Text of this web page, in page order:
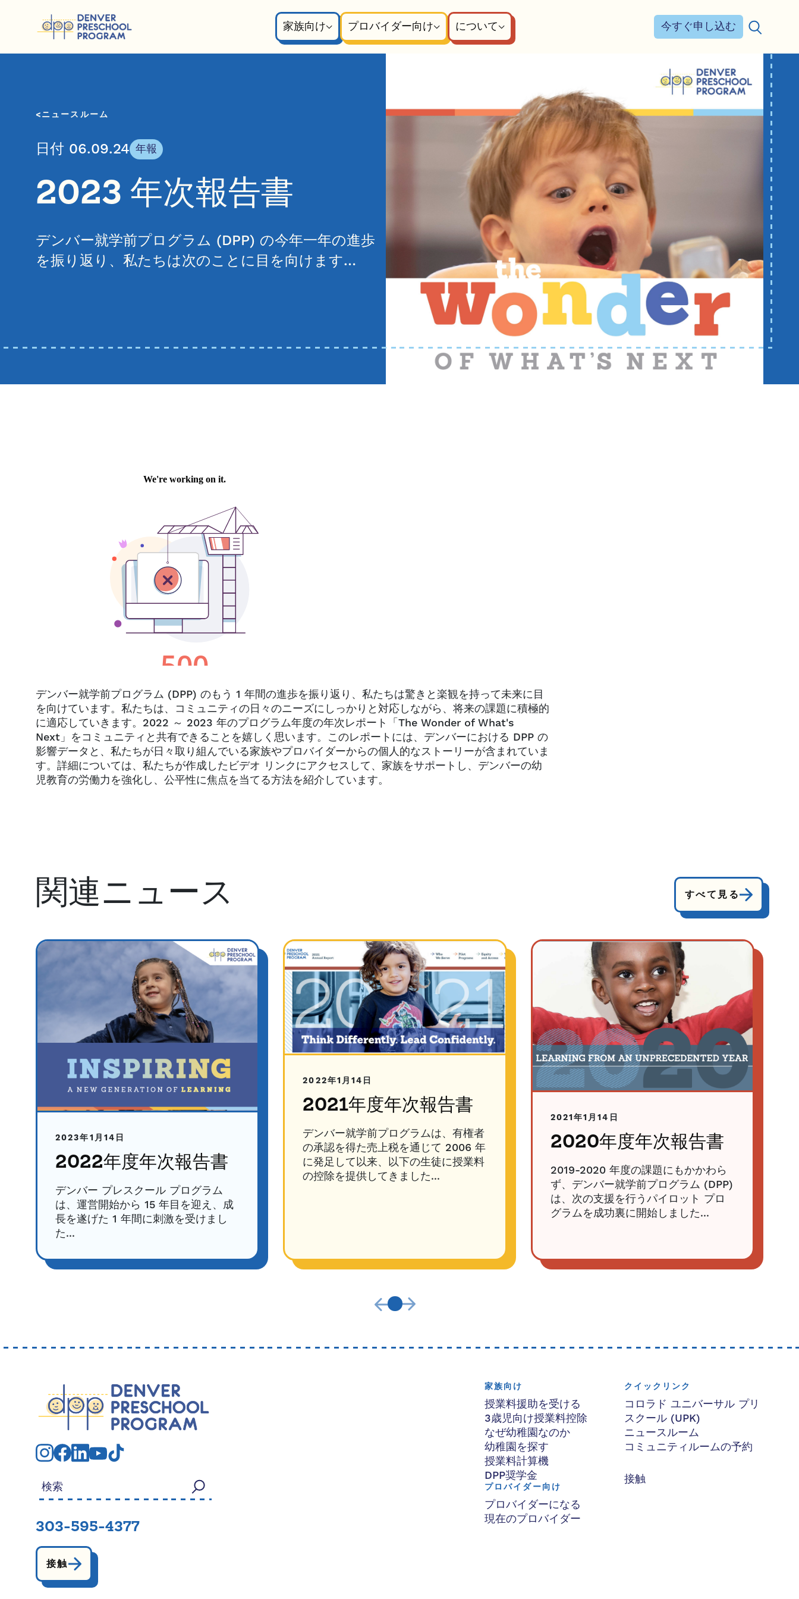
家族向け
プロバイダー向け について 今すぐ申し込む
検索する：
ニュースルーム
日付 06.09.24 年報
2023 年次報告書
デンバー就学前プログラム (DPP) の今年一年の進歩
を振り返り、私たちは次のことに目を向けます…
デンバー就学前プログラム (DPP) のもう 1 年間の進歩を振り返り、私たちは驚きと楽観を持って未来に目
を向けています。私たちは、コミュニティの日々のニーズにしっかりと対応しながら、将来の課題に積極的
に適応していきます。2022 ～ 2023 年のプログラム年度の年次レポート「The Wonder of What's
Next」をコミュニティと共有できることを嬉しく思います。このレポートには、デンバーにおける DPP の
影響データと、私たちが日々取り組んでいる家族やプロバイダーからの個人的なストーリーが含まれていま
す。詳細については、私たちが作成したビデオ リンクにアクセスして、家族をサポートし、デンバーの幼
児教育の労働力を強化し、公平性に焦点を当てる方法を紹介しています。
関連ニュース すべて見る
2023年1月14日
2022年度年次報告書
デンバー プレスクール プログラム
は、運営開始から 15 年目を迎え、成
長を遂げた 1 年間に刺激を受けまし
た...
2022年1月14日
2021年度年次報告書
デンバー就学前プログラムは、有権者
の承認を得た売上税を通じて 2006 年
に発足して以来、以下の生徒に授業料
の控除を提供してきました...
2021年1月14日
2020年度年次報告書
2019-2020 年度の課題にもかかわら
ず、デンバー就学前プログラム (DPP)
は、次の支援を行うパイロット プロ
グラムを成功裏に開始しました...
検索する：
303-595-4377
接触
家族向け
授業料援助を受ける
3歳児向け授業料控除
なぜ幼稚園なのか
幼稚園を探す
授業料計算機
DPP奨学金
プロバイダー向け
プロバイダーになる
現在のプロバイダー
クイックリンク
コロラド ユニバーサル プリ
スクール (UPK)
ニュースルーム
コミュニティルームの予約
接触